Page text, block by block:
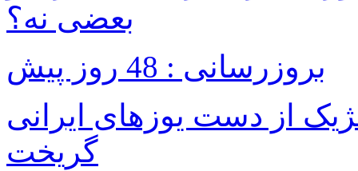
بعضی نه؟
بروزرسانی : 48 روز پیش
از دست یوزهای ایرانی
گریخت